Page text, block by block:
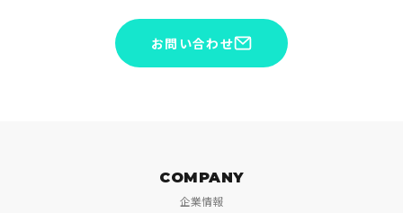
お問い合わせ
COMPANY
企業情報